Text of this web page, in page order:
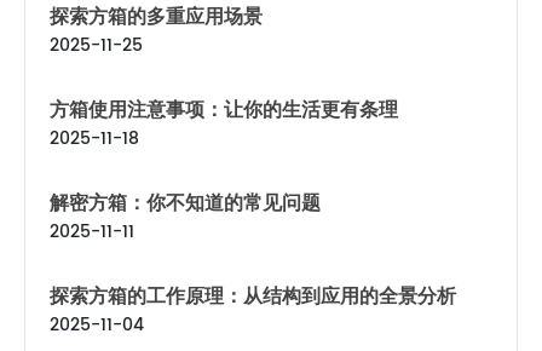
探索方箱的多重应用场景
2025-11-25
方箱使用注意事项：让你的生活更有条理
2025-11-18
解密方箱：你不知道的常见问题
2025-11-11
探索方箱的工作原理：从结构到应用的全景分析
2025-11-04